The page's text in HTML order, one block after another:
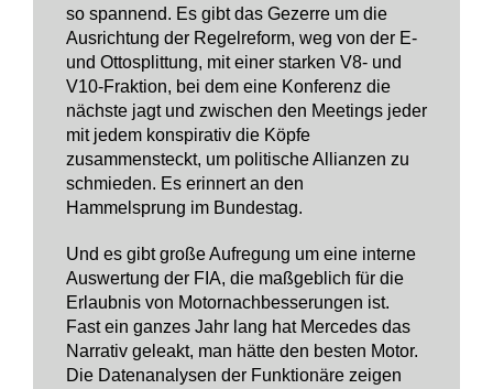
so spannend. Es gibt das Gezerre um die
Ausrichtung der Regelreform, weg von der E-
und Ottosplittung, mit einer starken V8- und
V10-Fraktion, bei dem eine Konferenz die
nächste jagt und zwischen den Meetings jeder
mit jedem konspirativ die Köpfe
zusammensteckt, um politische Allianzen zu
schmieden. Es erinnert an den
Hammelsprung im Bundestag.
Und es gibt große Aufregung um eine interne
Auswertung der FIA, die maßgeblich für die
Erlaubnis von Motornachbesserungen ist.
Fast ein ganzes Jahr lang hat Mercedes das
Narrativ geleakt, man hätte den besten Motor.
Die Datenanalysen der Funktionäre zeigen